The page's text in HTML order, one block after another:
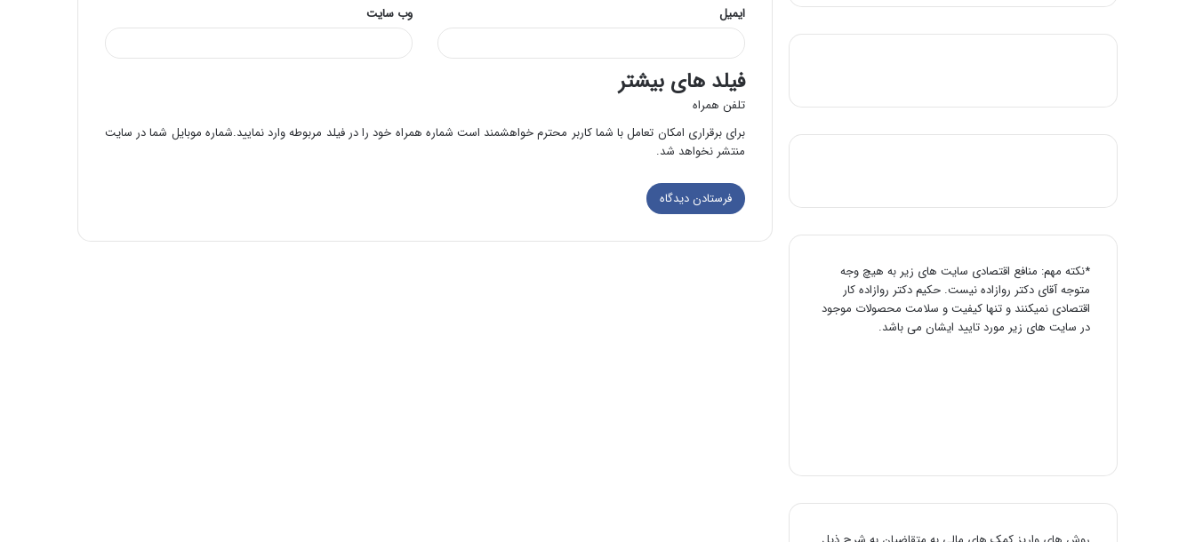
ایمیل وب‌ سایت
فیلد های بیشتر
تلفن همراه
برای برقراری امکان تعامل با شما کاربر محترم خواهشمند است شماره همراه خود را در فیلد مربوطه وارد نمایید.شماره موبایل شما در سایت
منتشر نخواهد شد.
*نکته مهم: منافع اقتصادی سایت های زیر به هیچ وجه
متوجه آقای دکتر روازاده نیست. حکیم دکتر روازاده کار
اقتصادی نمیکنند و تنها کیفیت و سلامت محصولات موجود
در سایت های زیر مورد تایید ایشان می باشد.